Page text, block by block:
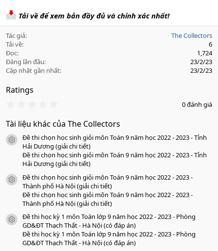
Tải về để xem bản đầy đủ và chính xác nhất!
Tác giả
The Collectors
Tải về
6
Đọc
1,724
Đăng lần đầu
23/2/23
Cập nhật gần nhất
23/2/23
Ratings
0
0
a
o
0 đánh giá
Tài liệu khác của The Collectors
icon tài liệu
Đề thi chọn học sinh giỏi môn Toán 9 năm học 2022 - 2023 - Tỉnh
Hải Dương (giải chi tiết)
Đề thi chọn học sinh giỏi môn Toán 9 năm học 2022 - 2023 - Tỉnh
Hải Dương (giải chi tiết)
icon tài liệu
Đề thi chọn học sinh giỏi môn Toán 9 năm học 2022 - 2023 -
Thành phố Hà Nội (giải chi tiết)
Đề thi chọn học sinh giỏi môn Toán 9 năm học 2022 - 2023 -
Thành phố Hà Nội (giải chi tiết)
icon tài liệu
Đề thi học kỳ 1 môn Toán lớp 9 năm học 2022 - 2023 - Phòng
GD&ĐT Thạch Thất - Hà Nội (có đáp án)
Đề thi học kỳ 1 môn Toán lớp 9 năm học 2022 - 2023 - Phòng
GD&ĐT Thạch Thất - Hà Nội (có đáp án)